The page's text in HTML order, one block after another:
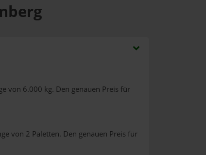
von 6.000 kg. Den genauen Preis für
von 2 Paletten. Den genauen Preis für